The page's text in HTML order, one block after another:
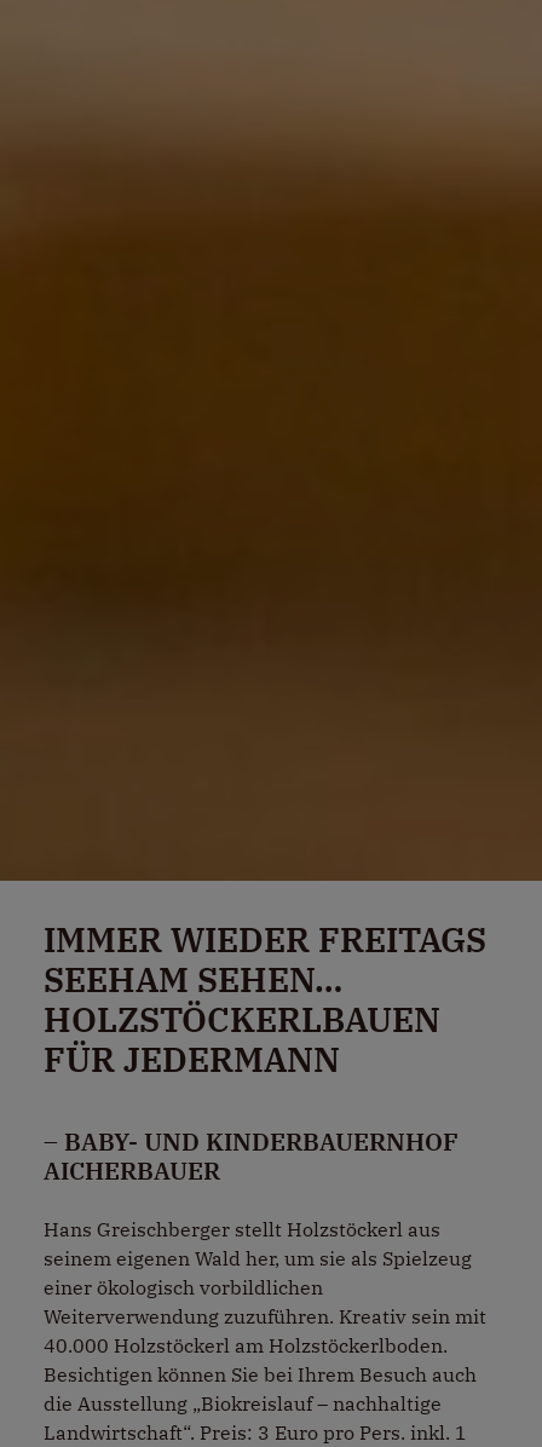
IMMER WIEDER FREITAGS
SEEHAM SEHEN…
HOLZSTÖCKERLBAUEN
FÜR JEDERMANN
– BABY- UND KINDERBAUERNHOF
AICHERBAUER
Hans Greischberger stellt Holzstöckerl aus
seinem eigenen Wald her, um sie als Spielzeug
einer ökologisch vorbildlichen
Weiterverwendung zuzuführen. Kreativ sein mit
40.000 Holzstöckerl am Holzstöckerlboden.
Besichtigen können Sie bei Ihrem Besuch auch
die Ausstellung „Biokreislauf – nachhaltige
Landwirtschaft“. Preis: 3 Euro pro Pers. inkl. 1